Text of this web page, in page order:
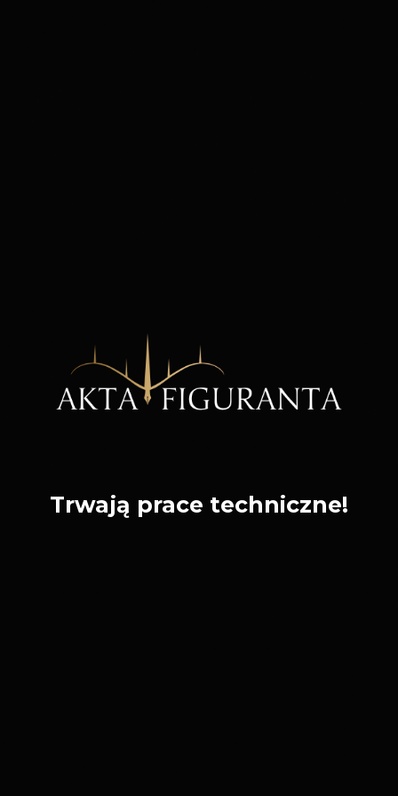
Trwają prace techniczne!